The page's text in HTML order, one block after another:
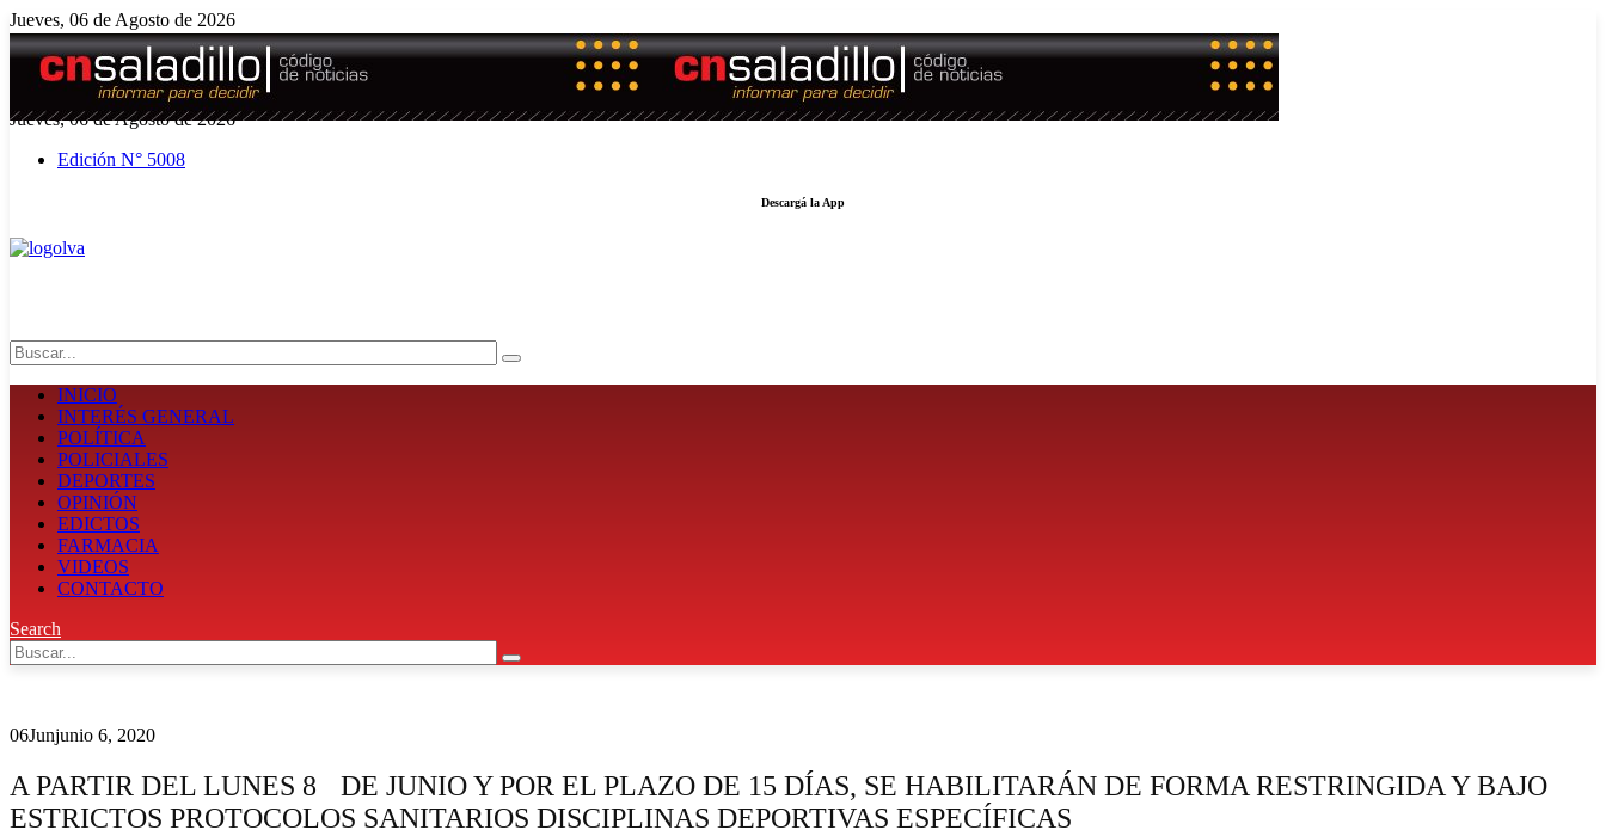
Jueves, 06 de Agosto de 2026
El tiempo - Tutiempo.net
Jueves, 06 de Agosto de 2026
Edición N° 5008
Descargá la App
INICIO
INTERÉS GENERAL
POLÍTICA
POLICIALES
DEPORTES
OPINIÓN
EDICTOS
FARMACIA
VIDEOS
CONTACTO
Search
06Junjunio 6, 2020
A PARTIR DEL LUNES 8 DE JUNIO Y POR EL PLAZO DE 15 DÍAS, SE HABILITARÁN DE FORMA RESTRINGIDA Y BAJO
ESTRICTOS PROTOCOLOS SANITARIOS DISCIPLINAS DEPORTIVAS ESPECÍFICAS